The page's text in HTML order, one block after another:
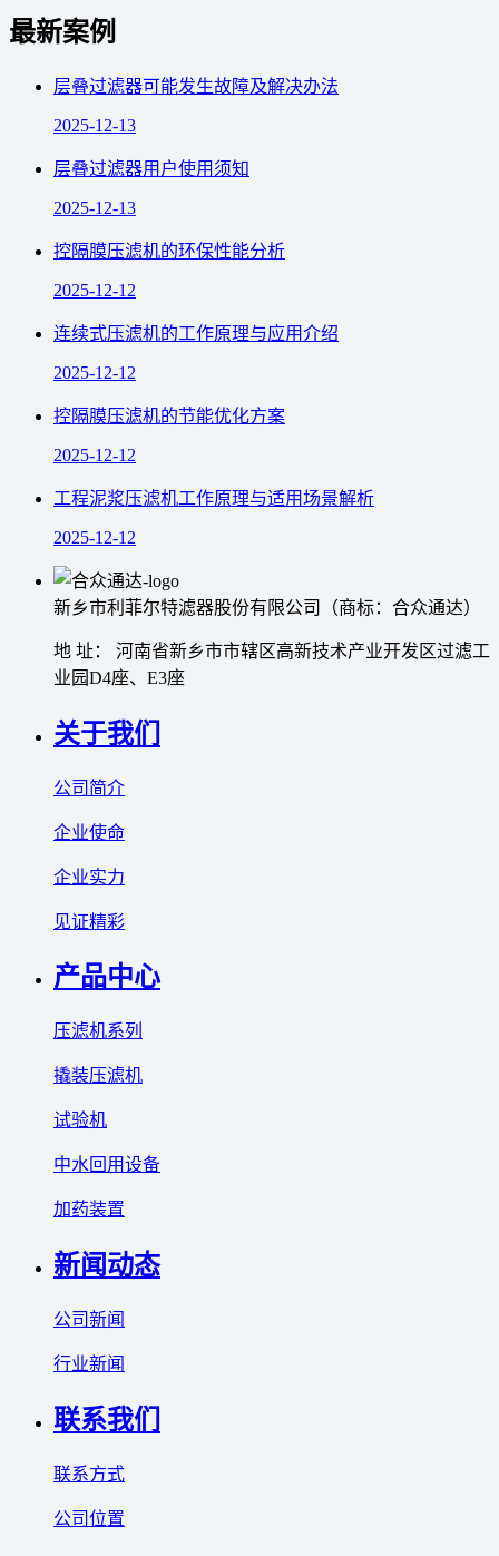
最新案例
层叠过滤器可能发生故障及解决办法
2025-12-13
层叠过滤器用户使用须知
2025-12-13
控隔膜压滤机的环保性能分析
2025-12-12
连续式压滤机的工作原理与应用介绍
2025-12-12
控隔膜压滤机的节能优化方案
2025-12-12
工程泥浆压滤机工作原理与适用场景解析
2025-12-12
新乡市利菲尔特滤器股份有限公司（商标：合众通达）
地 址： 河南省新乡市市辖区高新技术产业开发区过滤工
业园D4座、E3座
关于我们
公司简介
企业使命
企业实力
见证精彩
产品中心
压滤机系列
撬装压滤机
试验机
中水回用设备
加药装置
新闻动态
公司新闻
行业新闻
联系我们
联系方式
公司位置